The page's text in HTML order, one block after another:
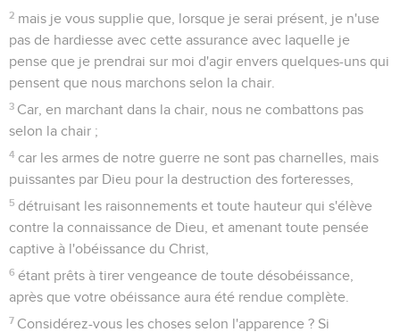
2 mais je vous supplie que, lorsque je serai présent, je n'use
pas de hardiesse avec cette assurance avec laquelle je
pense que je prendrai sur moi d'agir envers quelques-uns qui
pensent que nous marchons selon la chair.
3 Car, en marchant dans la chair, nous ne combattons pas
selon la chair ;
4 car les armes de notre guerre ne sont pas charnelles, mais
puissantes par Dieu pour la destruction des forteresses,
5 détruisant les raisonnements et toute hauteur qui s'élève
contre la connaissance de Dieu, et amenant toute pensée
captive à l'obéissance du Christ,
6 étant prêts à tirer vengeance de toute désobéissance,
après que votre obéissance aura été rendue complète.
7 Considérez-vous les choses selon l'apparence ? Si